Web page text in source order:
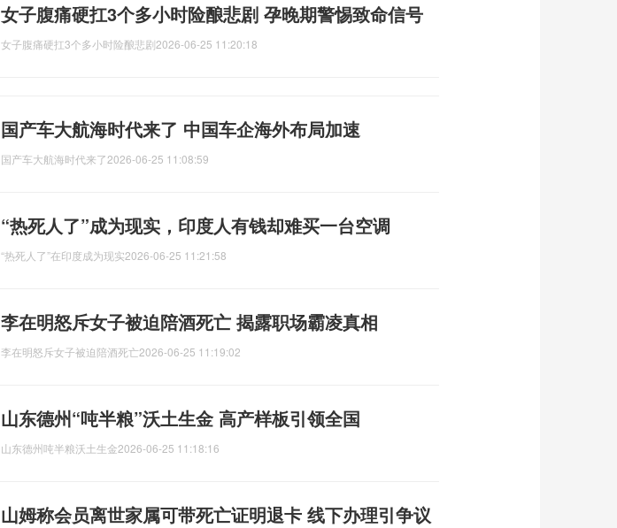
女子腹痛硬扛3个多小时险酿悲剧 孕晚期警惕致命信号
女子腹痛硬扛3个多小时险酿悲剧2026-06-25 11:20:18
国产车大航海时代来了 中国车企海外布局加速
国产车大航海时代来了2026-06-25 11:08:59
“热死人了”成为现实，印度人有钱却难买一台空调
“热死人了”在印度成为现实2026-06-25 11:21:58
李在明怒斥女子被迫陪酒死亡 揭露职场霸凌真相
李在明怒斥女子被迫陪酒死亡2026-06-25 11:19:02
山东德州“吨半粮”沃土生金 高产样板引领全国
山东德州吨半粮沃土生金2026-06-25 11:18:16
山姆称会员离世家属可带死亡证明退卡 线下办理引争议